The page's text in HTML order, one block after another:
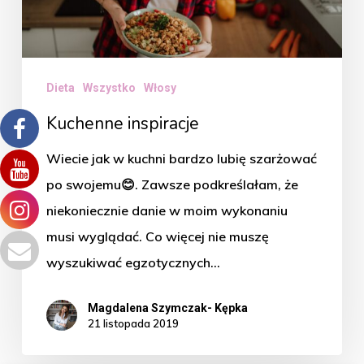
Dieta Wszystko Włosy
Kuchenne inspiracje
Wiecie jak w kuchni bardzo lubię szarżować
po swojemu😊. Zawsze podkreślałam, że
niekoniecznie danie w moim wykonaniu
musi wyglądać. Co więcej nie muszę
wyszukiwać egzotycznych…
Magdalena Szymczak- Kępka
21 listopada 2019